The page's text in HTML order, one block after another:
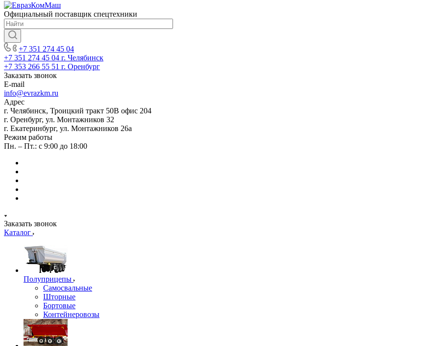
Официальный поставщик спецтехники
+7 351 274 45 04
+7 351 274 45 04 г. Челябинск
+7 353 266 55 51 г. Оренбург
Заказать звонок
E-mail
info@evrazkm.ru
Адрес
г. Челябинск, Троицкий тракт 50В офис 204
г. Оренбург, ул. Монтажников 32
г. Екатеринбург, ул. Монтажников 26а
Режим работы
Пн. – Пт.: с 9:00 до 18:00
Заказать звонок
Каталог
Полуприцепы
Самосвальные
Шторные
Бортовые
Контейнеровозы